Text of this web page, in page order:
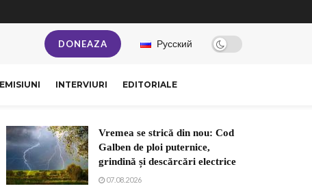
DONEAZA Русский
EMISIUNI INTERVIURI EDITORIALE
Vremea se strică din nou: Cod
Galben de ploi puternice,
grindină și descărcări electrice
07.08.2026